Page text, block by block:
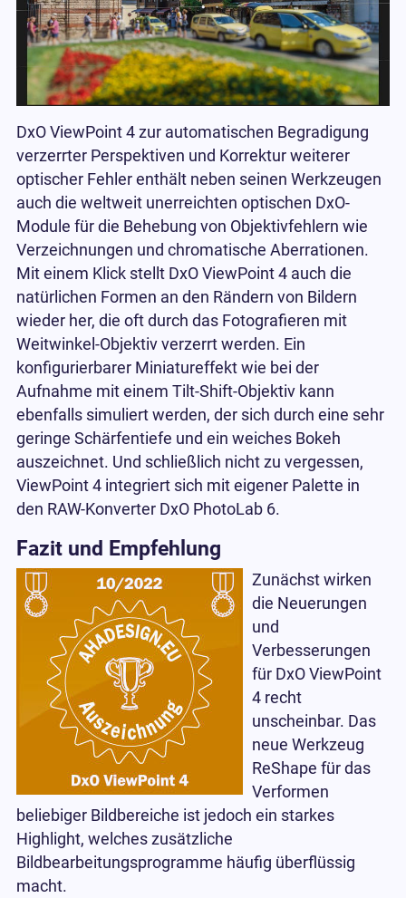
DxO ViewPoint 4 zur automatischen Begradigung
verzerrter Perspektiven und Korrektur weiterer
optischer Fehler enthält neben seinen Werkzeugen
auch die weltweit unerreichten optischen DxO-
Module für die Behebung von Objektivfehlern wie
Verzeichnungen und chromatische Aberrationen.
Mit einem Klick stellt DxO ViewPoint 4 auch die
natürlichen Formen an den Rändern von Bildern
wieder her, die oft durch das Fotografieren mit
Weitwinkel-Objektiv verzerrt werden. Ein
konfigurierbarer Miniatureffekt wie bei der
Aufnahme mit einem Tilt-Shift-Objektiv kann
ebenfalls simuliert werden, der sich durch eine sehr
geringe Schärfentiefe und ein weiches Bokeh
auszeichnet. Und schließlich nicht zu vergessen,
ViewPoint 4 integriert sich mit eigener Palette in
den RAW-Konverter DxO PhotoLab 6.
Fazit und Empfehlung
Zunächst wirken
die Neuerungen
und
Verbesserungen
für DxO ViewPoint
4 recht
unscheinbar. Das
neue Werkzeug
ReShape für das
Verformen
beliebiger Bildbereiche ist jedoch ein starkes
Highlight, welches zusätzliche
Bildbearbeitungsprogramme häufig überflüssig
macht.